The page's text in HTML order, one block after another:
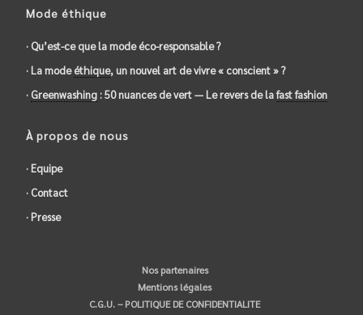
Mode éthique
· Qu’est-ce que la mode éco-responsable ?
· La modeéthique, un nouvel art de vivre « conscient » ?
· Greenwashing : 50 nuances de vert — Le revers de lafast fashion
À propos de nous
· Equipe
· Contact
· Presse
Nos partenaires
Mentions légales
C.G.U. – POLITIQUE DE CONFIDENTIALITE